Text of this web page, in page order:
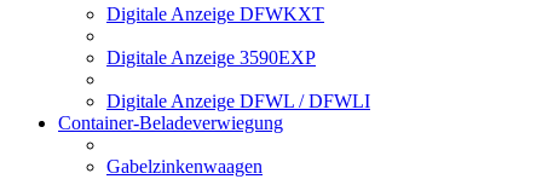
Digitale Anzeige DFWKXT
Digitale Anzeige 3590EXP
Digitale Anzeige DFWL / DFWLI
Container-Beladeverwiegung
Gabelzinkenwaagen